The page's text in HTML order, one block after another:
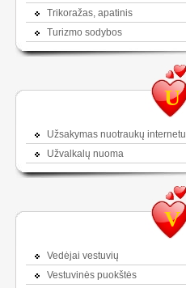
Trikoražas, apatinis
Turizmo sodybos
U
Užsakymas nuotraukų internetu
Užvalkalų nuoma
V
Vedėjai vestuvių
Vestuvinės puokštės